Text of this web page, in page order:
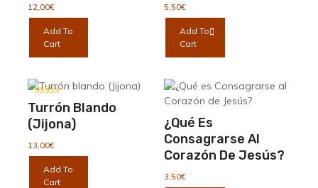
12,00€
Add To
Cart
5,50€
Add To
Cart
Turrón Blando
(Jijona)
Valorado con
5.00
de 5
13,00€
Add To
Cart
¿Qué Es
Consagrarse Al
Corazón De Jesús?
3,50€